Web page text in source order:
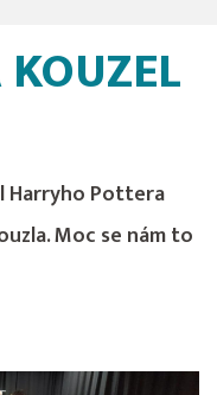
Harryho Pottera
Moc se nám to